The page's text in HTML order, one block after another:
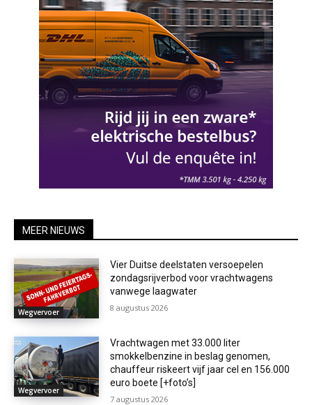
MEER NIEUWS
Wegvervoer
Vier Duitse deelstaten versoepelen
zondagsrijverbod voor vrachtwagens
vanwege laagwater
8 augustus 2026
Wegvervoer
Vrachtwagen met 33.000 liter
smokkelbenzine in beslag genomen,
chauffeur riskeert vijf jaar cel en 156.000
euro boete [+foto’s]
7 augustus 2026